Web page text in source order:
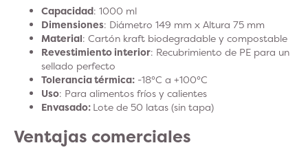
Capacidad: 1000 ml
Dimensiones: Diámetro 149 mm x Altura 75 mm
Material: Cartón kraft biodegradable y compostable
Revestimiento interior: Recubrimiento de PE para un
sellado perfecto
Tolerancia térmica: -18°C a +100°C
Uso: Para alimentos fríos y calientes
Envasado: Lote de 50 latas (sin tapa)
Ventajas comerciales